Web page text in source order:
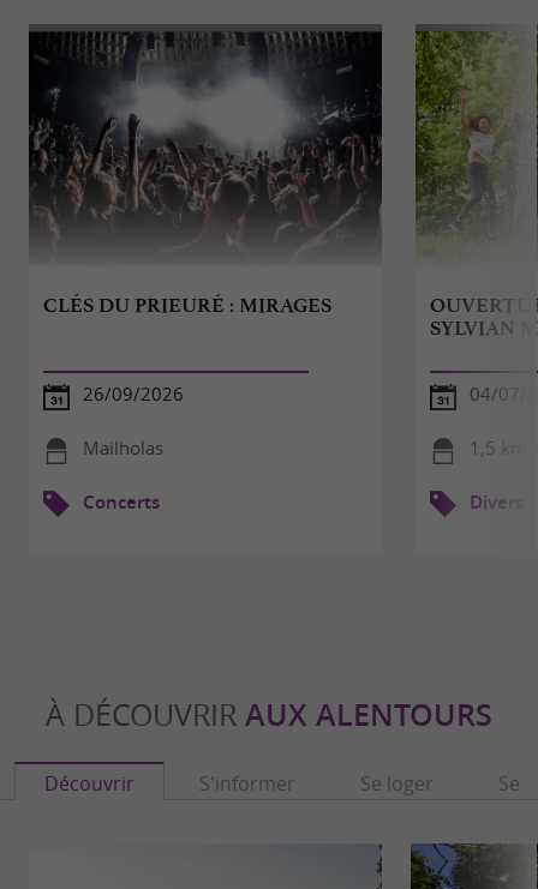
CLÉS DU PRIEURÉ : MIRAGES
26/09/2026
Mailholas
Concerts
SYLVIAN
04/07/
1,5 km
Divers
À DÉCOUVRIR AUX ALENTOURS
Découvrir S'informer Se loger Se